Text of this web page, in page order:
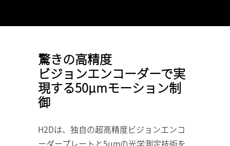
驚きの高精度
ビジョンエンコーダーで実
現する50µmモーション制
御
H2Dは、独自の超高精度ビジョンエンコ
ーダープレートと5µmの光学測定技術を